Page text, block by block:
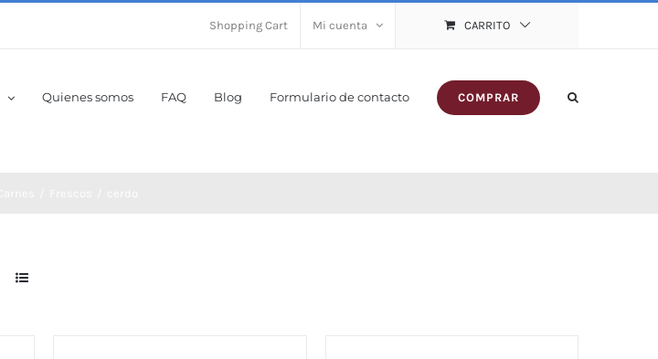
Shopping Cart Mi cuenta CARRITO
Quienes somos FAQ Blog Formulario de contacto COMPRAR